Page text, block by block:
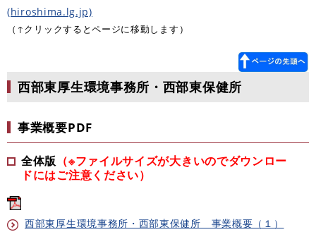
(hiroshima.lg.jp)
（↑クリックするとページに移動します）
西部東厚生環境事務所・西部東保健所
事業概要PDF
全体版 （※ファイルサイズが大きいのでダウンロー
ドにはご注意ください）
西部東厚生環境事務所・西部東保健所 事業概要（１）